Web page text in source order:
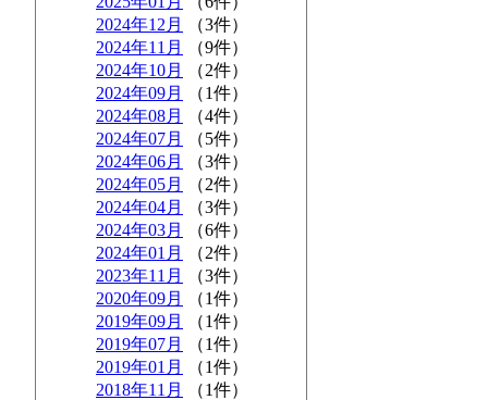
2024年12月
（3件）
2024年11月
（9件）
2024年10月
（2件）
2024年09月
（1件）
2024年08月
（4件）
2024年07月
（5件）
2024年06月
（3件）
2024年05月
（2件）
2024年04月
（3件）
2024年03月
（6件）
2024年01月
（2件）
2023年11月
（3件）
2020年09月
（1件）
2019年09月
（1件）
2019年07月
（1件）
2019年01月
（1件）
2018年11月
（1件）